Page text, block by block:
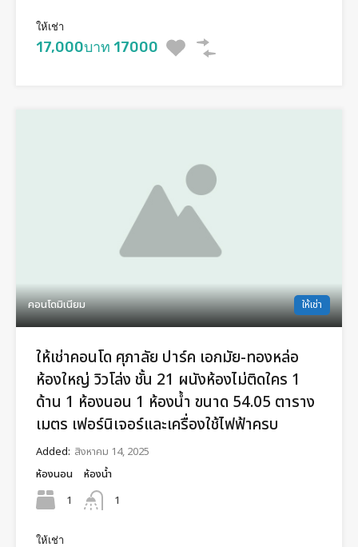
ให้เช่า
17,000บาท 17000
คอนโดมิเนียม ให้เช่า
ให้เช่าคอนโด ศุภาลัย ปาร์ค เอกมัย-ทองหล่อ
ห้องใหญ่ วิวโล่ง ชั้น 21 ผนังห้องไม่ติดใคร 1
ด้าน 1 ห้องนอน 1 ห้องน้ำ ขนาด 54.05 ตาราง
เมตร เฟอร์นิเจอร์และเครื่องใช้ไฟฟ้าครบ
Added: สิงหาคม 14, 2025
ห้องนอน
1
ห้องน้ำ
1
ให้เช่า